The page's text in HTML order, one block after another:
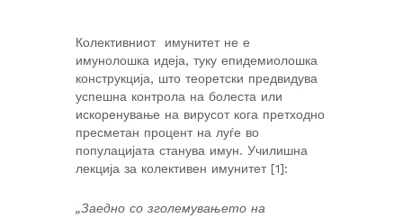
Колективниот имунитет не е
имунолошка идеја, туку епидемиолошка
конструкција, што теоретски предвидува
успешна контрола на болеста или
искоренување на вирусот кога претходно
пресметан процент на луѓе во
популацијата станува имун. Училишна
лекција за колективен имунитет [1]:
„Заедно со зголемувањето на